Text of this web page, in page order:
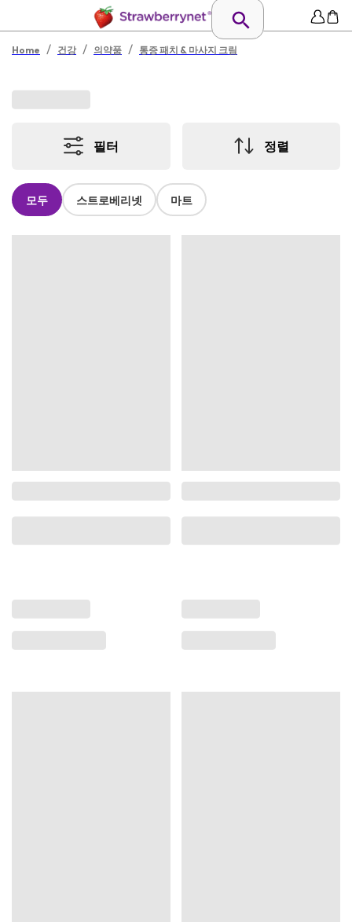
Home / 건강 / 의약품 / 통증 패치 & 마사지 크림
필터 정렬
모두 스트로베리넷 마트